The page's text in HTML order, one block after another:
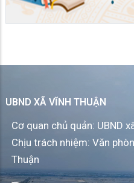
UBND XÃ VĨNH THUẬN
Cơ quan chủ quản: UBND
Chịu trách nhiệm: Văn
Thuận